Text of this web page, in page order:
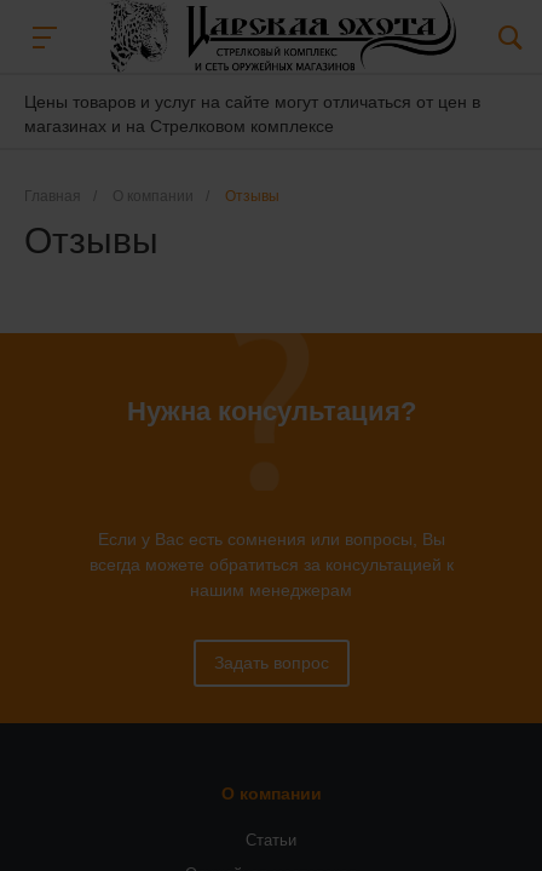
Цены товаров и услуг на сайте могут отличаться от цен в
магазинах и на Стрелковом комплексе
Главная О компании Отзывы
Отзывы
Нужна консультация?
Если у Вас есть сомнения или вопросы, Вы
всегда можете обратиться за консультацией к
нашим менеджерам
Задать вопрос
О компании
Статьи